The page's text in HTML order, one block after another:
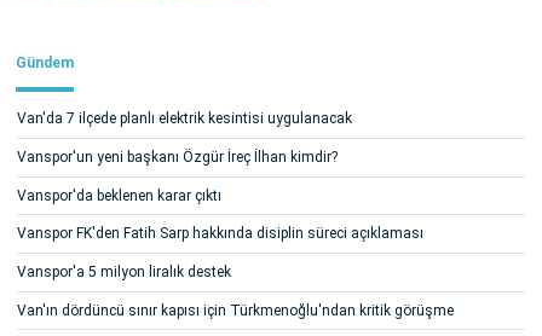
Gündem
Van'da 7 ilçede planlı elektrik kesintisi uygulanacak
Vanspor'un yeni başkanı Özgür İreç İlhan kimdir?
Vanspor'da beklenen karar çıktı
Vanspor FK'den Fatih Sarp hakkında disiplin süreci açıklaması
Vanspor'a 5 milyon liralık destek
Van'ın dördüncü sınır kapısı için Türkmenoğlu'ndan kritik görüşme